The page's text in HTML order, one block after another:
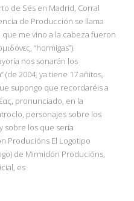
de Sés en Madrid, Corral
de Producción se llama
me vino a la cabeza fueron
“hormigas”).
nos sonarán los
(de 2004, ya tiene 17 añitos,
supongo que recordaréis a
pronunciado, en la
personajes sobre los
sobre los que sería
Producións El Logotipo
de Mirmidón Producións,
es